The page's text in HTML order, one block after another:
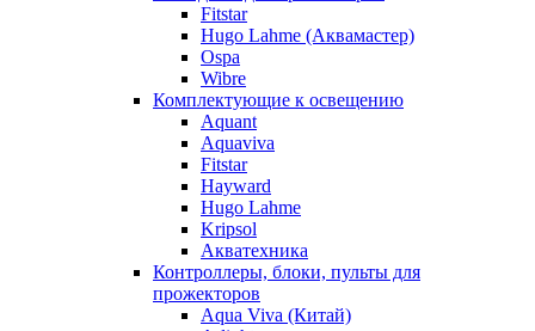
Fitstar
Hugo Lahme (Аквамастер)
Ospa
Wibre
Комплектующие к освещению
Aquant
Aquaviva
Fitstar
Hayward
Hugo Lahme
Kripsol
Акватехника
Контроллеры, блоки, пульты для
прожекторов
Aqua Viva (Китай)